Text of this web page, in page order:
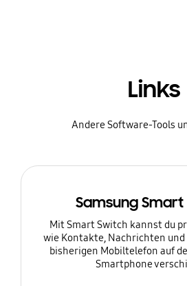
Links
Andere Software-Tools
Samsung
Mit Smart Switch kannst du
wie Kontakte, Nachrichten und
bisherigen Mobiltelefon auf
Smartphone